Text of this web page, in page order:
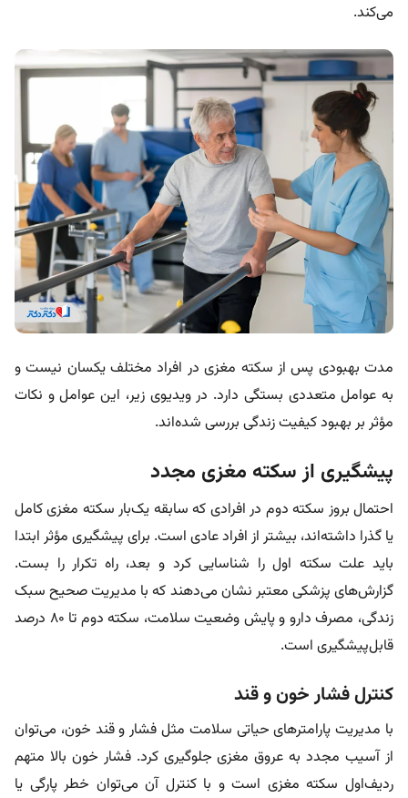
می‌کند.
مدت بهبودی پس از سکته مغزی در افراد مختلف یکسان نیست و
به عوامل متعددی بستگی دارد. در ویدیوی زیر، این عوامل و نکات
مؤثر بر بهبود کیفیت زندگی بررسی شده‌اند.
پیشگیری از سکته مغزی مجدد
احتمال بروز سکته دوم در افرادی که سابقه یک‌بار سکته مغزی کامل
یا گذرا داشته‌اند، بیشتر از افراد عادی است. برای پیشگیری مؤثر ابتدا
باید علت سکته اول را شناسایی کرد و بعد، راه تکرار را بست.
گزارش‌های پزشکی معتبر نشان می‌دهند که با مدیریت صحیح سبک
زندگی، مصرف دارو و پایش وضعیت سلامت، سکته دوم تا ۸۰ درصد
قابل‌پیشگیری است.
کنترل فشار خون و قند
با مدیریت پارامترهای حیاتی سلامت مثل فشار و قند خون، می‌توان
از آسیب مجدد به عروق مغزی جلوگیری کرد. فشار خون بالا متهم
ردیف‌اول سکته مغزی است و با کنترل آن می‌توان خطر پارگی یا